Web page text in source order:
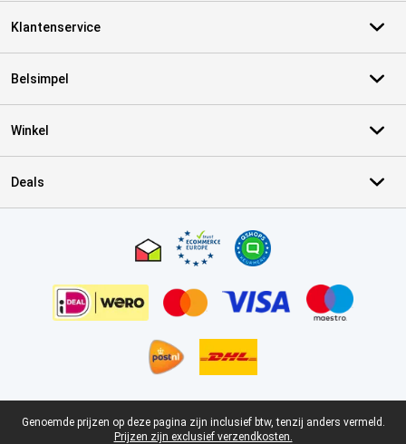
Klantenservice
Belsimpel
Winkel
Deals
Juridische voettekst
Genoemde prijzen op deze pagina zijn inclusief btw, tenzij anders vermeld.
Prijzen zijn exclusief verzendkosten.